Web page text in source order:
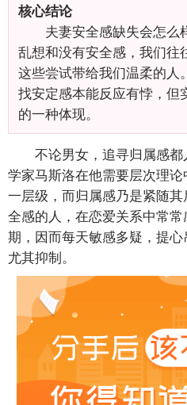
核心结论
夫妻安全感缺失会怎么
乱想和没有安全感，我们往
这些尝试带给我们温柔的人
找安定感本能反应有悖，但
的一种体现。
不论男女，追寻归属感都
学家马斯洛在他需要层次理
一层级，而归属感乃是紧随
全感的人，在恋爱关系中常
期，因而每天敏感多疑，提
尤其抑制。